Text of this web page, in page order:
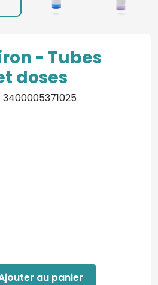
- Tubes
doses
au panier